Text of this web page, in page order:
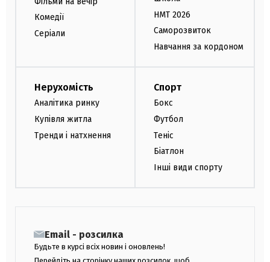
Комедії
Серіали
НМТ 2026
Саморозвиток
Навчання за кордоном
Нерухомість
Аналітика ринку
Купівля житла
Тренди і натхнення
Спорт
Бокс
Футбол
Теніс
Біатлон
Інші види спорту
Email - розсилка
Будьте в курсі всіх новин і оновлень!